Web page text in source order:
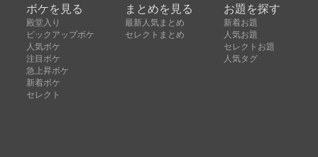
ボケを見る
殿堂入り
ピックアップボケ
人気ボケ
注目ボケ
急上昇ボケ
新着ボケ
セレクト
まとめを見る
最新人気まとめ
セレクトまとめ
お題を探す
新着お題
人気お題
セレクトお題
人気タグ